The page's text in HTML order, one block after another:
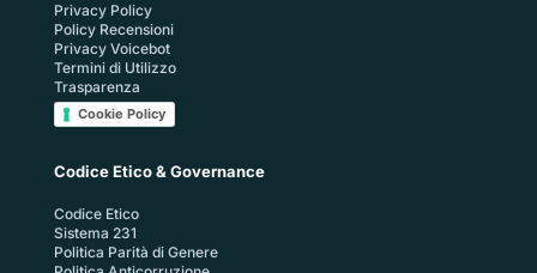
Privacy Policy
Policy Recensioni
Privacy Voicebot
Termini di Utilizzo
Trasparenza
Cookie Policy
Codice Etico & Governance
Codice Etico
Sistema 231
Politica Parità di Genere